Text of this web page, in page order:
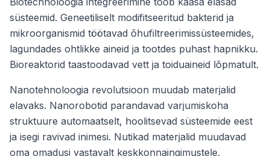
süsteemid. Geneetiliselt modifitseeritud bakterid ja
mikroorganismid töötavad õhufiltreerimissüsteemides,
lagundades ohtlikke aineid ja tootdes puhast hapnikku.
Bioreaktorid taastoodavad vett ja toiduaineid lõpmatult.
Nanotehnoloogia revolutsioon muudab materjalid
elavaks. Nanorobotid parandavad varjumiskoha
struktuure automaatselt, hoolitsevad süsteemide eest
ja isegi ravivad inimesi. Nutikad materjalid muudavad
oma omadusi vastavalt keskkonnaingimustele.